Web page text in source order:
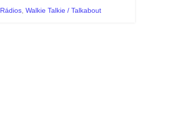
Rádios,Walkie Talkie / Talkabout